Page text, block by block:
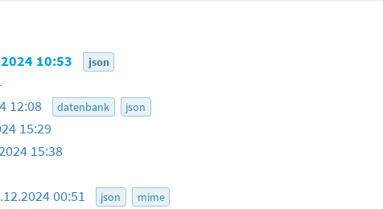
10:53 json
12:08 datenbank json
15:29
15:38
00:51 json mime